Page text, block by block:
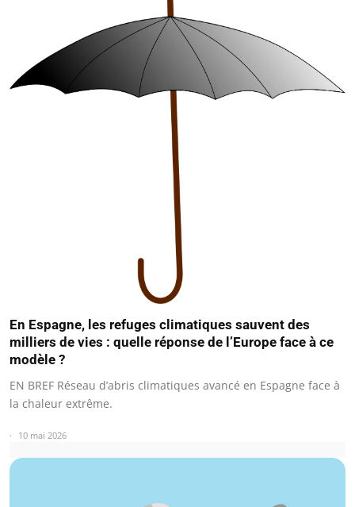
En Espagne, les refuges climatiques sauvent des
milliers de vies : quelle réponse de l’Europe face à ce
modèle ?
EN BREF Réseau d’abris climatiques avancé en Espagne face à
la chaleur extrême.
10 mai 2026